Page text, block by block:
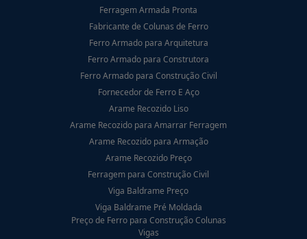
Ferragem Armada Pronta
Fabricante de Colunas de Ferro
Ferro Armado para Arquitetura
Ferro Armado para Construtora
Ferro Armado para Construção Civil
Fornecedor de Ferro E Aço
Arame Recozido Liso
Arame Recozido para Amarrar Ferragem
Arame Recozido para Armação
Arame Recozido Preço
Ferragem para Construção Civil
Viga Baldrame Preço
Viga Baldrame Pré Moldada
Preço de Ferro para Construção Colunas
Vigas